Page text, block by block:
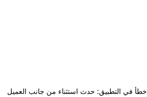
خطأ في التطبيق: حدث استثناء من جانب العميل